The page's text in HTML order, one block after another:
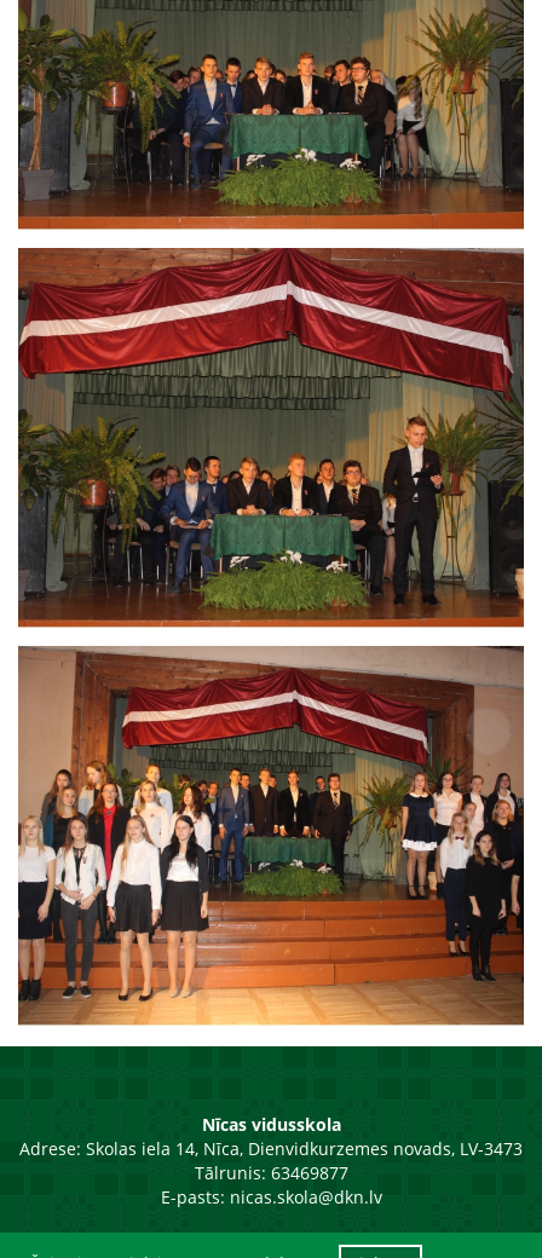
Nīcas vidusskola
Adrese: Skolas iela 14, Nīca, Dienvidkurzemes novads, LV-3473
Tālrunis: 63469877
E-pasts: nicas.skola@dkn.lv